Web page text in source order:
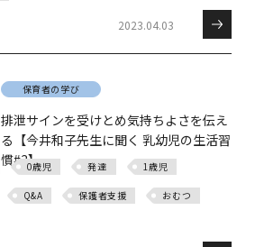
2023.04.03
保育者の学び
排泄サインを受けとめ気持ちよさを伝え
る【今井和子先生に聞く 乳幼児の生活習
慣#3】0歳児 発達 1歳児
Q&A 保護者支援 おむつ